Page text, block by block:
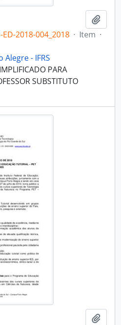
ED-2018-004_2018 · Item ·
- IFRS
PARA
SUBSTITUTO